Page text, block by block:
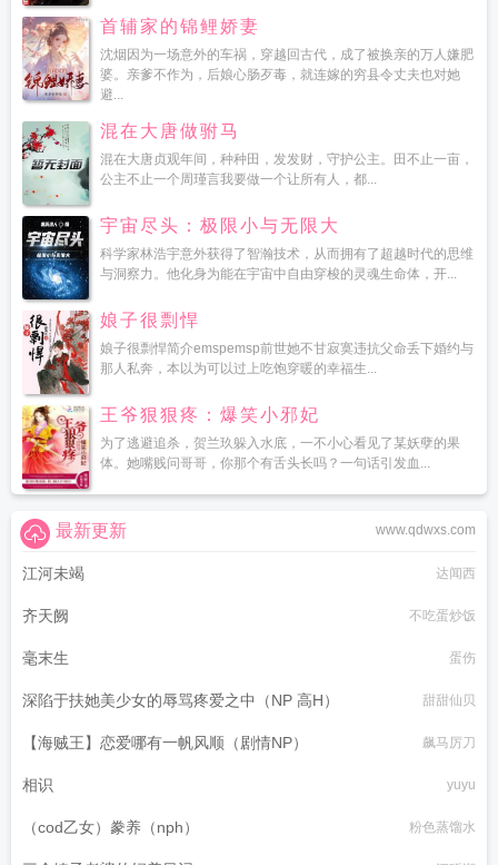
首辅家的锦鲤娇妻
沈烟因为一场意外的车祸，穿越回古代，成了被换亲的万人嫌肥
婆。亲爹不作为，后娘心肠歹毒，就连嫁的穷县令丈夫也对她
避...
混在大唐做驸马
混在大唐贞观年间，种种田，发发财，守护公主。田不止一亩，
公主不止一个周瑾言我要做一个让所有人，都...
宇宙尽头：极限小与无限大
科学家林浩宇意外获得了智瀚技术，从而拥有了超越时代的思维
与洞察力。他化身为能在宇宙中自由穿梭的灵魂生命体，开...
娘子很剽悍
娘子很剽悍简介emspemsp前世她不甘寂寞违抗父命丢下婚约与
那人私奔，本以为可以过上吃饱穿暖的幸福生...
王爷狠狠疼：爆笑小邪妃
为了逃避追杀，贺兰玖躲入水底，一不小心看见了某妖孽的果
体。她嘴贱问哥哥，你那个有舌头长吗？一句话引发血...
www.qdwxs.com
最新更新
江河未竭 达闻西
齐天阙 不吃蛋炒饭
毫末生 蛋伤
深陷于扶她美少女的辱骂疼爱之中（NP 高H） 甜甜仙贝
【海贼王】恋爱哪有一帆风顺（剧情NP） 飙马厉刀
相识 yuyu
（cod乙女）豢养（nph） 粉色蒸馏水